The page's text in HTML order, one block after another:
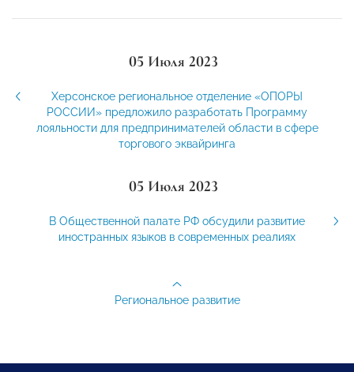
05 Июля 2023
Херсонское региональное отделение «ОПОРЫ
РОССИИ» предложило разработать Программу
лояльности для предпринимателей области в сфере
торгового эквайринга
05 Июля 2023
В Общественной палате РФ обсудили развитие
иностранных языков в современных реалиях
Региональное развитие